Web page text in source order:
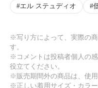
エル ステュディオ
※写り方によって、実際の
す。
※コメントは投稿者個人の
役立てください。
※販売期間外の商品は、使
※正しい着用サイズ・カラ